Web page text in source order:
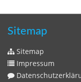
Sitemap
Sitemap
Impressum